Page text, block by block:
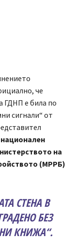
че
ГДНП е била по
сигнали“ от
на
(МРРБ)
СТЕНА В
БЕЗ
КНИЖА“.